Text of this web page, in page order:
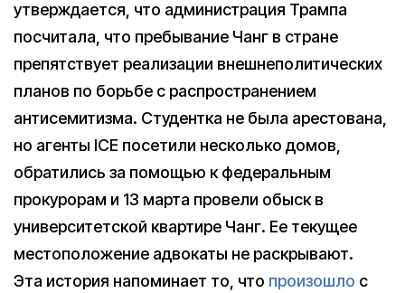
утверждается, что администрация Трампа
посчитала, что пребывание Чанг в стране
препятствует реализации внешнеполитических
планов по борьбе с распространением
антисемитизма. Студентка не была арестована,
но агенты ICE посетили несколько домов,
обратились за помощью к федеральным
прокурорам и 13 марта провели обыск в
университетской квартире Чанг. Ее текущее
местоположение адвокаты не раскрывают.
Эта история напоминает то, что произошло с